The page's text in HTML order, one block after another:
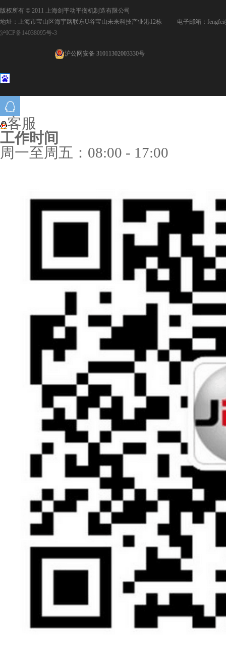
版权所有 © 2011 上海剑平动平衡机制造有限公司
地址：上海市宝山区海宇路联东U谷宝山未来科技产业港12栋 电子邮箱：
沪ICP备14038095号-3
沪公网安备 31011302003330号
客服
工作时间
周一至周五：08:00 - 17:00